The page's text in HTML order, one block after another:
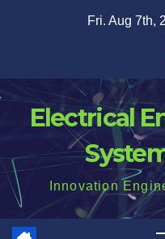
Fri. Aug 7th,
Electrical
Innovation